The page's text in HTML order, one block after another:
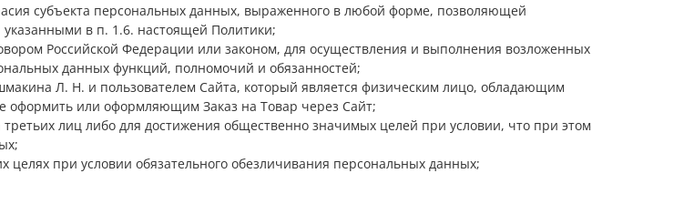
субъекта персональных данных, выраженного в любой форме, позволяющей
указанными в п. 1.6. настоящей Политики;
Российской Федерации или законом, для осуществления и выполнения возложенных
данных функций, полномочий и обязанностей;
Л. Н. и пользователем Сайта, который является физическим лицо, обладающим
или оформляющим Заказ на Товар через Сайт;
лиц либо для достижения общественно значимых целей при условии, что при этом
целях при условии обязательного обезличивания персональных данных;